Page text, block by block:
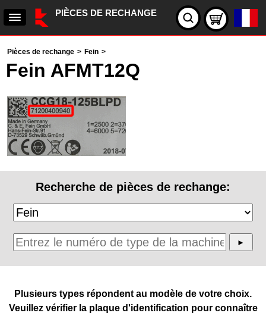
PIÈCES DE RECHANGE
Pièces de rechange > Fein >
Fein AFMT12Q
Recherche de pièces de rechange:
Plusieurs types répondent au modèle de votre choix.
Veuillez vérifier la plaque d'identification pour connaître